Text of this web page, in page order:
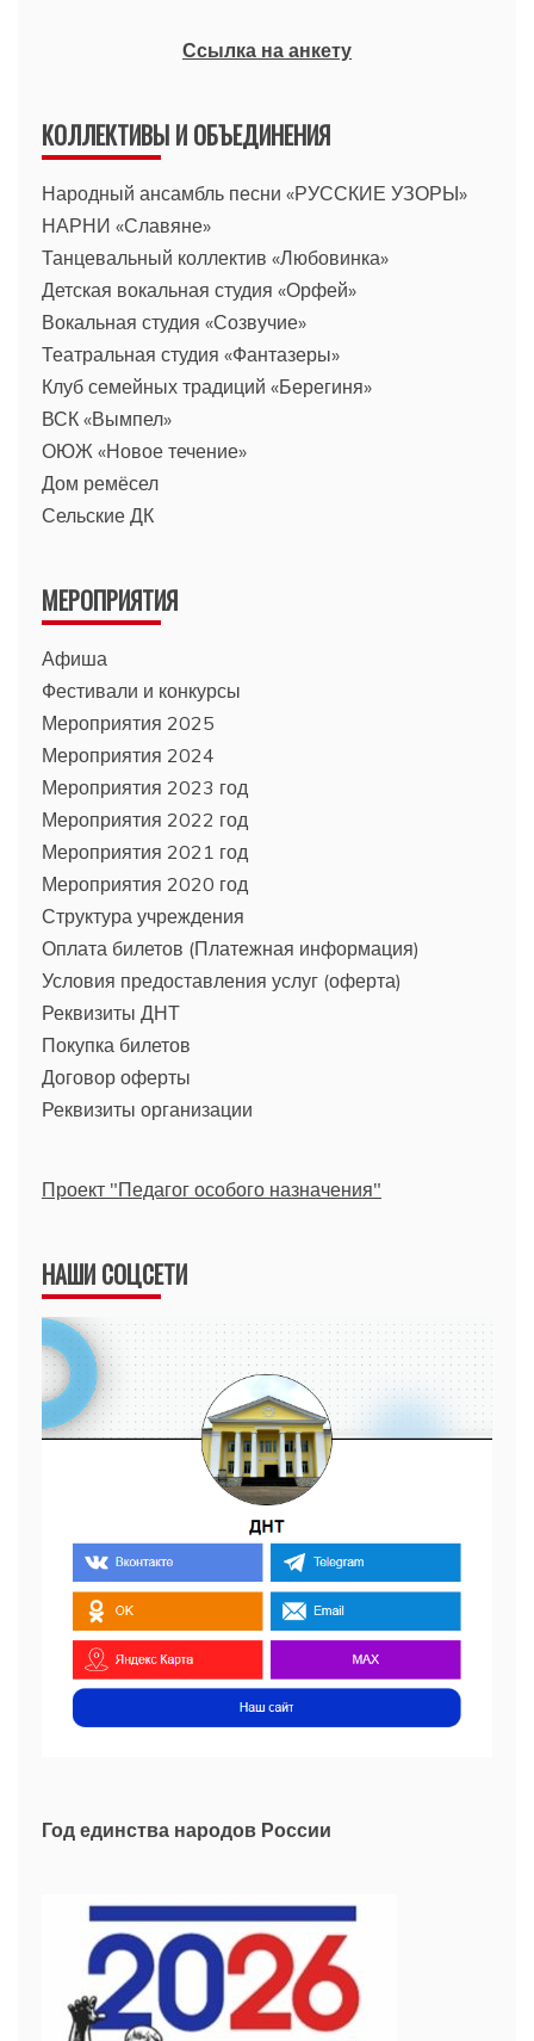
Ссылка на анкету
КОЛЛЕКТИВЫ И ОБЪЕДИНЕНИЯ
Народный ансамбль песни «РУССКИЕ УЗОРЫ»
НАРНИ «Славяне»
Танцевальный коллектив «Любовинка»
Детская вокальная студия «Орфей»
Вокальная студия «Созвучие»
Театральная студия «Фантазеры»
Клуб семейных традиций «Берегиня»
ВСК «Вымпел»
ОЮЖ «Новое течение»
Дом ремёсел
Сельские ДК
МЕРОПРИЯТИЯ
Афиша
Фестивали и конкурсы
Мероприятия 2025
Мероприятия 2024
Мероприятия 2023 год
Мероприятия 2022 год
Мероприятия 2021 год
Мероприятия 2020 год
Структура учреждения
Оплата билетов (Платежная информация)
Условия предоставления услуг (оферта)
Реквизиты ДНТ
Покупка билетов
Договор оферты
Реквизиты организации
Проект "Педагог особого назначения"
НАШИ СОЦСЕТИ
Год единства народов России